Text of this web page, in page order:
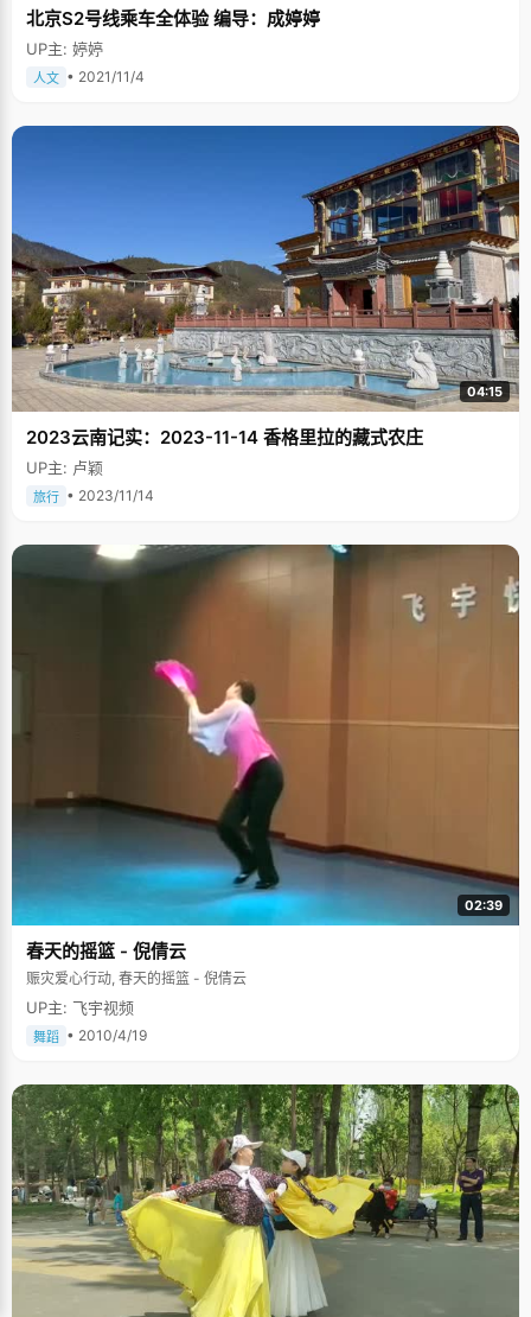
北京S2号线乘车全体验 编导：成婷婷
UP主: 婷婷
人文 • 2021/11/4
04:15
2023云南记实：2023-11-14 香格里拉的藏式农庄
UP主: 卢颖
旅行 • 2023/11/14
02:39
春天的摇篮 - 倪倩云
赈灾爱心行动, 春天的摇篮 - 倪倩云
UP主: 飞宇视频
舞蹈 • 2010/4/19